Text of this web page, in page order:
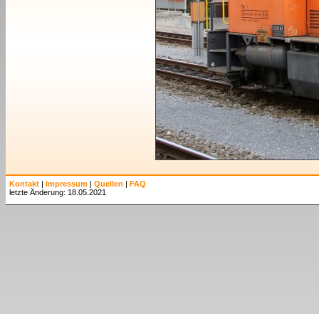
Kontakt | Impressum | Quellen | FAQ
letzte Änderung: 18.05.2021